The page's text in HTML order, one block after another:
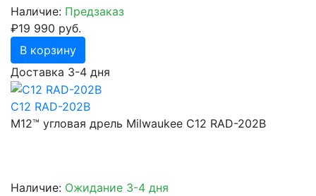
Наличие: Предзаказ
₽19 990 руб.
В корзину
Доставка 3-4 дня
C12 RAD-202B
М12™ угловая дрель Milwaukee C12 RAD-202B
Наличие: Ожидание 3-4 дня